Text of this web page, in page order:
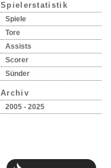
Spielerstatistik
Spiele
Tore
Assists
Scorer
Sünder
Archiv
2005 - 2025